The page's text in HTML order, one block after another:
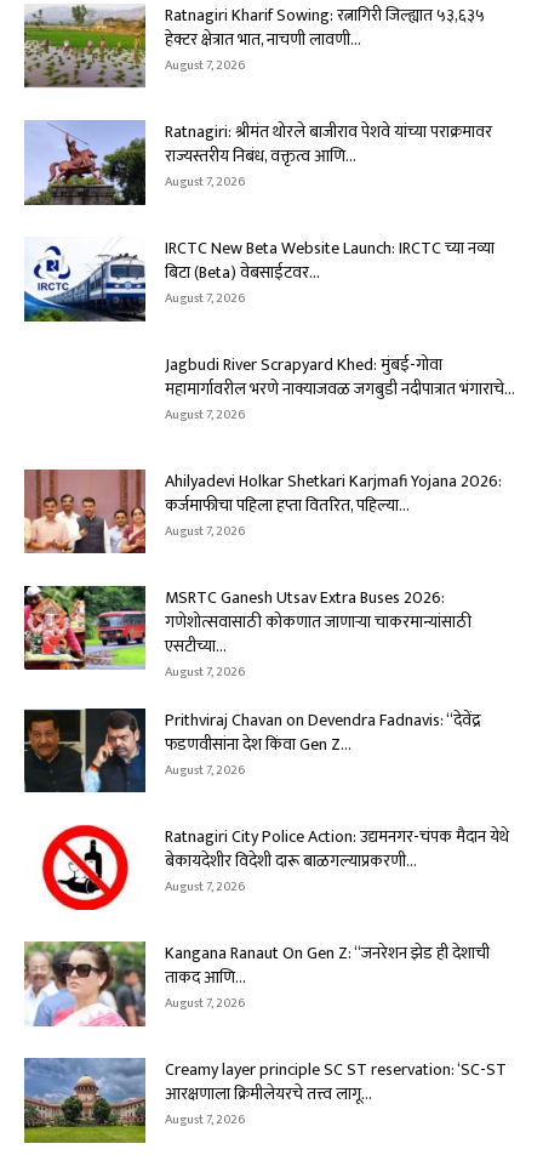
Ratnagiri Kharif Sowing: रत्नागिरी जिल्ह्यात ५३,६३५
हेक्टर क्षेत्रात भात, नाचणी लावणी...
August 7, 2026
Ratnagiri: श्रीमंत थोरले बाजीराव पेशवे यांच्या पराक्रमावर
राज्यस्तरीय निबंध, वक्तृत्व आणि...
August 7, 2026
IRCTC New Beta Website Launch: IRCTC च्या नव्या
बिटा (Beta) वेबसाईटवर...
August 7, 2026
Jagbudi River Scrapyard Khed: मुंबई-गोवा
महामार्गावरील भरणे नाक्याजवळ जगबुडी नदीपात्रात भंगाराचे...
August 7, 2026
Ahilyadevi Holkar Shetkari Karjmafi Yojana 2026:
कर्जमाफीचा पहिला हप्ता वितरित, पहिल्या...
August 7, 2026
MSRTC Ganesh Utsav Extra Buses 2026:
गणेशोत्सवासाठी कोकणात जाणाऱ्या चाकरमान्यांसाठी
एसटीच्या...
August 7, 2026
Prithviraj Chavan on Devendra Fadnavis: “देवेंद्र
फडणवीसांना देश किंवा Gen Z...
August 7, 2026
Ratnagiri City Police Action: उद्यमनगर-चंपक मैदान येथे
बेकायदेशीर विदेशी दारू बाळगल्याप्रकरणी...
August 7, 2026
Kangana Ranaut On Gen Z: “जनरेशन झेड ही देशाची
ताकद आणि...
August 7, 2026
Creamy layer principle SC ST reservation: ‘SC-ST
आरक्षणाला क्रिमीलेयरचे तत्त्व लागू...
August 7, 2026